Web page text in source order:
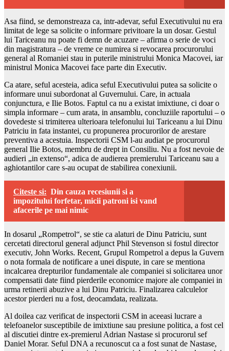
Asa fiind, se demonstreaza ca, intr-adevar, seful Executivului nu era
limitat de lege sa solicite o informare privitoare la un dosar. Gestul
lui Tariceanu nu poate fi demn de acuzare – afirma o serie de voci
din magistratura – de vreme ce numirea si revocarea procurorului
general al Romaniei stau in puterile ministrului Monica Macovei, iar
ministrul Monica Macovei face parte din Executiv.
Ca atare, seful acesteia, adica seful Executivului putea sa solicite o
informare unui subordonat al Guvernului. Care, in actuala
conjunctura, e Ilie Botos. Faptul ca nu a existat imixtiune, ci doar o
simpla informare – cum arata, in ansamblu, concluziile raportului – o
dovedeste si trimiterea ulterioara telefonului lui Tariceanu a lui Dinu
Patriciu in fata instantei, cu propunerea procurorilor de arestare
preventiva a acestuia. Inspectorii CSM l-au audiat pe procurorul
general Ilie Botos, membru de drept in Consiliu. Nu a fost nevoie de
audieri „in extenso“, adica de audierea premierului Tariceanu sau a
aghiotantilor care s-au ocupat de stabilirea conexiunii.
Citeste si: Din cauza recesiunii si a
impozitului forfetar, micii patroni isi vand
afacerile pe mai nimic
In dosarul „Rompetrol“, se stie ca alaturi de Dinu Patriciu, sunt
cercetati directorul general adjunct Phil Stevenson si fostul director
executiv, John Works. Recent, Grupul Rompetrol a depus la Guvern
o nota formala de notificare a unei dispute, in care se mentiona
incalcarea drepturilor fundamentale ale companiei si solicitarea unor
compensatii date fiind pierderile economice majore ale companiei in
urma retinerii abuzive a lui Dinu Patriciu. Finalizarea calculelor
acestor pierderi nu a fost, deocamdata, realizata.
Al doilea caz verificat de inspectorii CSM in aceeasi lucrare a
telefoanelor susceptibile de imixtiune sau presiune politica, a fost cel
al discutiei dintre ex-premierul Adrian Nastase si procurorul sef
Daniel Morar. Seful DNA a recunoscut ca a fost sunat de Nastase,